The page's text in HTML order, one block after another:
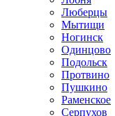
Люберцы
Мытищи
Ногинск
Одинцово
Подольск
Протвино
Пушкино
Раменское
Серпухов